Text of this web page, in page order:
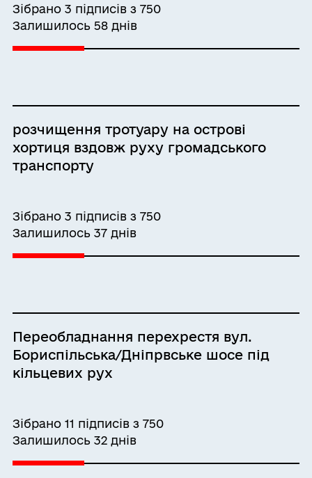
Зібрано 3 підписів з 750
Залишилось 58 днів
розчищення тротуару на острові
хортиця вздовж руху громадського
транспорту
Зібрано 3 підписів з 750
Залишилось 37 днів
Переобладнання перехрестя вул.
Бориспільська/Дніпрвське шосе під
кільцевих рух
Зібрано 11 підписів з 750
Залишилось 32 днів